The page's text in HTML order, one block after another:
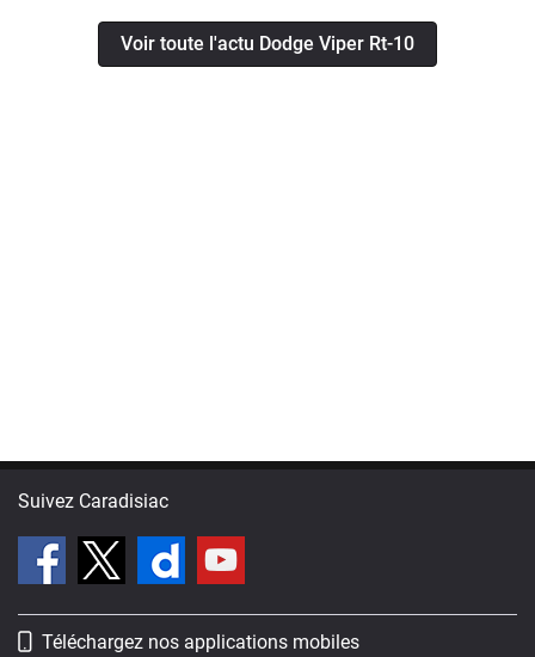
Voir toute l'actu Dodge Viper Rt-10
Suivez Caradisiac
Téléchargez nos applications mobiles